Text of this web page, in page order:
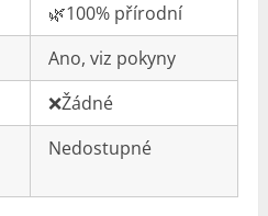
🌿100% přírodní
Ano, viz pokyny
❌Žádné
Nedostupné